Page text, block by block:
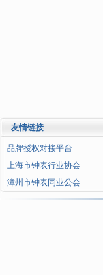
友情链接
品牌授权对接平台
上海市钟表行业协会
漳州市钟表同业公会